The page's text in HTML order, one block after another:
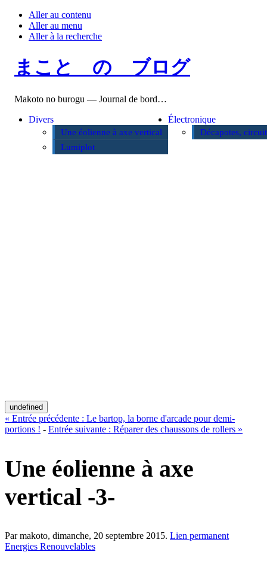
Aller au contenu
Aller au menu
Aller à la recherche
まこと の ブログ
Makoto no burogu — Journal de bord…
Divers
Une éolienne à axe vertical
Lumiplot
Électronique
Décapotes,
undefined
« Entrée précédente : Le bartop, la borne d'arcade pour demi-
portions ! - Entrée suivante : Réparer des chaussons de rollers »
Une éolienne à axe
vertical -3-
Par makoto, dimanche, 20 septembre 2015. Lien permanent
Energies Renouvelables